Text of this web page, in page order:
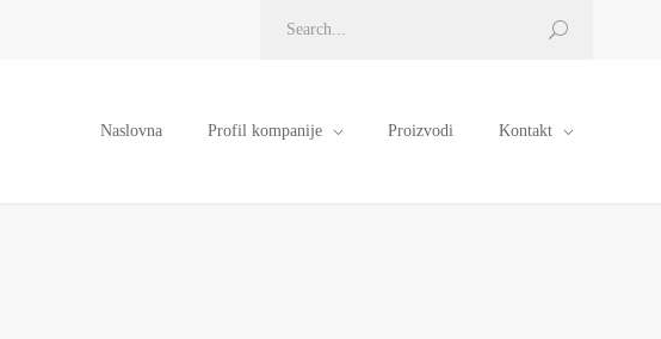
Naslovna Profil kompanije Proizvodi Kontakt